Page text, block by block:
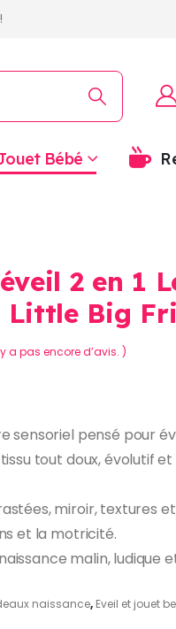
Bébé
2 en 1
Little Big
a pas encore d’avis. )
sensoriel pensé pour
tout doux, évolutif
miroir, textures
et la motricité.
malin, ludique
naissance, Eveil et jouet